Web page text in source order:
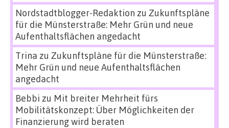
Nordstadtblogger-Redaktion zu Zukunftspläne
für die Münsterstraße: Mehr Grün und neue
Aufenthaltsflächen angedacht
Trina zu Zukunftspläne für die Münsterstraße:
Mehr Grün und neue Aufenthaltsflächen
angedacht
Bebbi zu Mit breiter Mehrheit fürs
Mobilitätskonzept: Über Möglichkeiten der
Finanzierung wird beraten